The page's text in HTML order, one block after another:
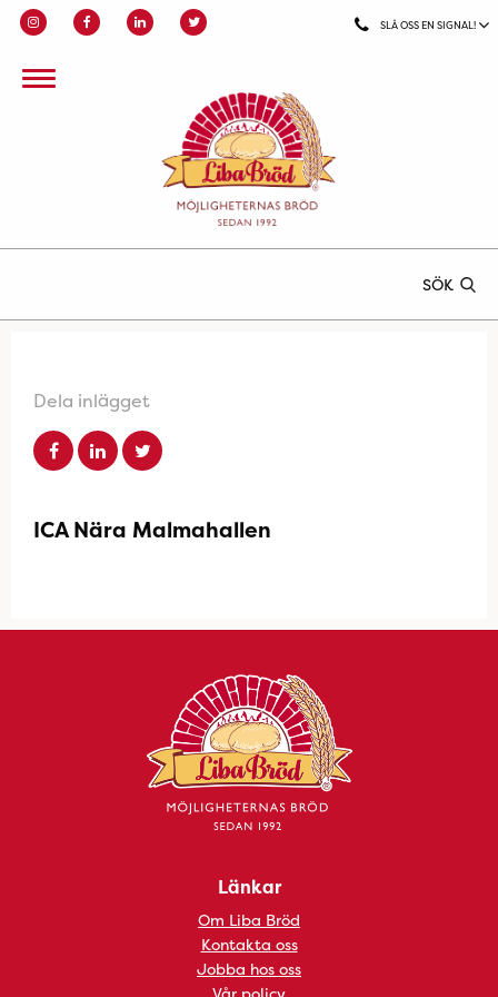
SLÅ OSS EN SIGNAL!
SÖK
Dela inlägget
ICA Nära Malmahallen
Länkar
Om Liba Bröd
Kontakta oss
Jobba hos oss